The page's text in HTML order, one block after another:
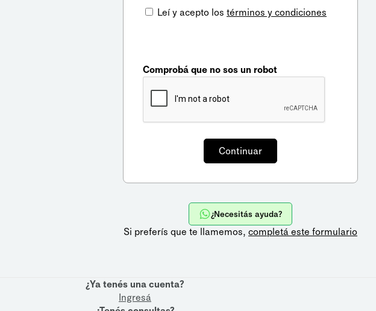
Leí y acepto los términos y condiciones
Comprobá que no sos un robot
¿Necesitás ayuda?
Si preferís que te llamemos, completá este formulario
¿Ya tenés una cuenta?
Ingresá